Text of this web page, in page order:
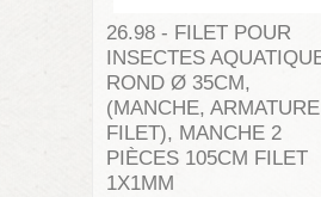
26.98 - FILET POUR
INSECTES
ROND Ø 35CM,
(MANCHE,
FILET), MANCHE 2
PIÈCES 105CM FILET
1X1MM